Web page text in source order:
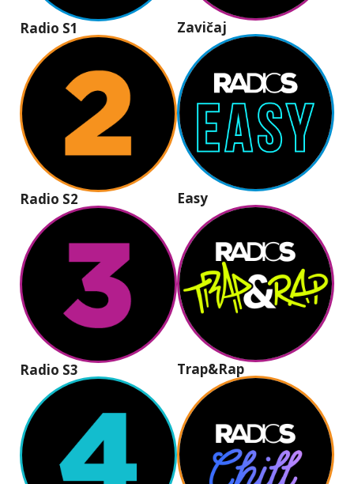
Radio S1
Radio S2
Radio S3
Zavičaj
Easy
Trap&Rap